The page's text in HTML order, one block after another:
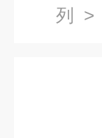
列
>